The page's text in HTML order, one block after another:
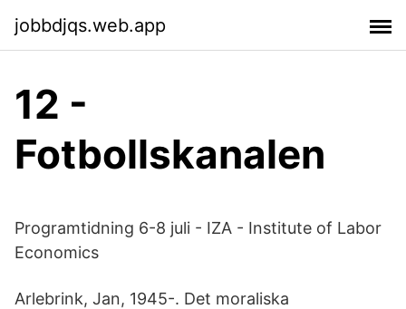
jobbdjqs.web.app
12 -
Fotbollskanalen
Programtidning 6-8 juli - IZA - Institute of Labor
Economics
Arlebrink, Jan, 1945-. Det moraliska